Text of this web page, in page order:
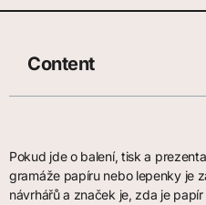
Content
Pokud jde o balení, tisk a
gramáže papíru nebo lepenky je
návrhářů a značek je, zda je